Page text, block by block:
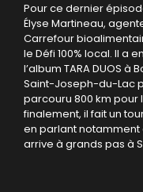
Pour ce dernier
Élyse Martineau,
Carrefour
le Défi 100% local. Il a
l’album TARA DUOS à
Saint-Joseph-du-Lac
parcouru 800 km pour
finalement, il fait un
en parlant notamment
arrive à grands pas à